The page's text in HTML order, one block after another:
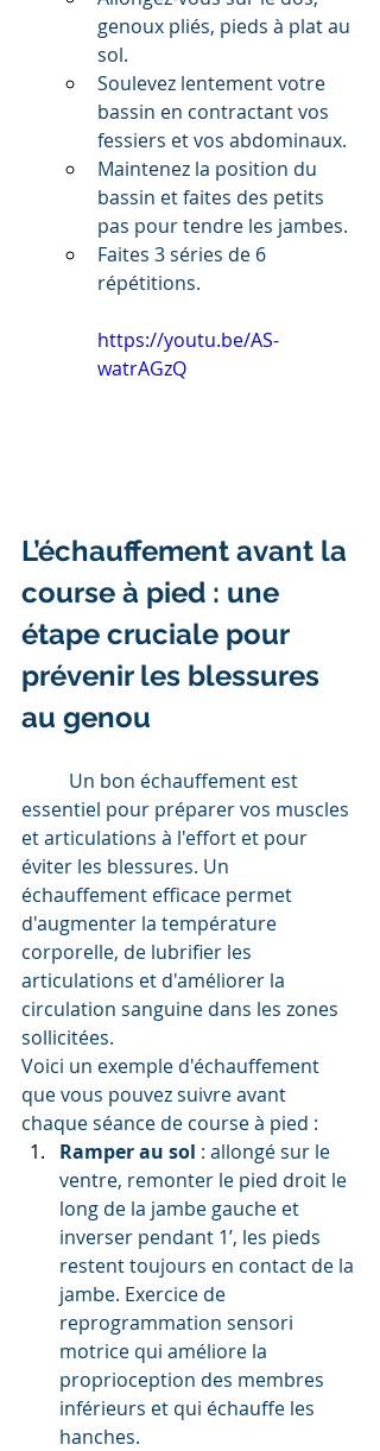
genoux pliés, pieds à plat au
sol.
Soulevez lentement votre
bassin en contractant vos
fessiers et vos abdominaux.
Maintenez la position du
bassin et faites des petits
pas pour tendre les jambes.
Faites 3 séries de 6
répétitions.
https://youtu.be/AS-
watrAGzQ
L’échauffement avant la
course à pied : une
étape cruciale pour
prévenir les blessures
au genou
essentiel pour préparer vos muscles
et articulations à l'effort et pour
éviter les blessures. Un
échauffement efficace permet
d'augmenter la température
corporelle, de lubrifier les
articulations et d'améliorer la
circulation sanguine dans les zones
sollicitées.
Voici un exemple d'échauffement
que vous pouvez suivre avant
chaque séance de course à pied :
Ramper au sol : allongé sur le
ventre, remonter le pied droit le
long de la jambe gauche et
inverser pendant 1’, les pieds
restent toujours en contact de la
jambe. Exercice de
reprogrammation sensori
motrice qui améliore la
proprioception des membres
inférieurs et qui échauffe les
hanches.